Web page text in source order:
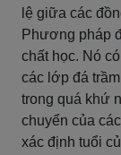
lệ giữa các
Phương pháp
chất học. Nó
các lớp đá
trong quá khứ
chuyển của
xác định tuổi